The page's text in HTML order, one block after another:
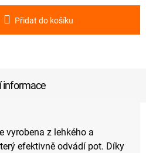
Přidat do košíku
informace
vyrobena z lehkého a
efektivně odvádí pot. Díky